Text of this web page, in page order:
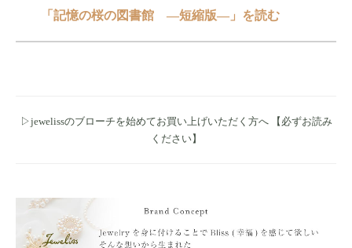
「記憶の桜の図書館 ―短縮版―」を読む
▷jewelissのブローチを始めてお買い上げいただく方へ 【必ずお読み
ください】